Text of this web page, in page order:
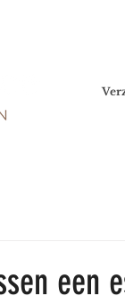
een